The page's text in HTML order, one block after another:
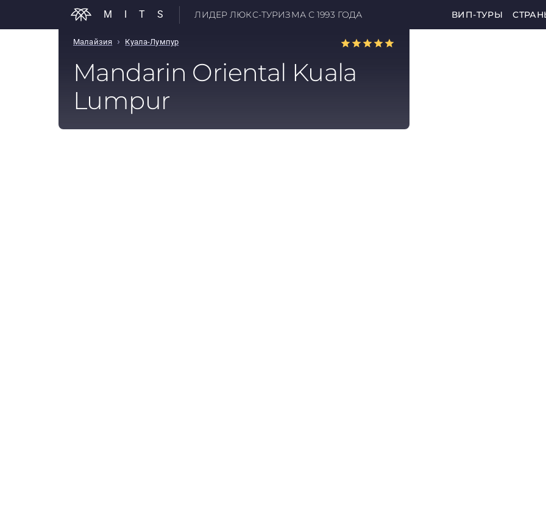
MITS ЛИДЕР ЛЮКС-ТУРИЗМА С 1993 ГОДА ВИП-ТУРЫ
Малайзия › Куала-Лумпур
Mandarin Oriental Kuala
Lumpur